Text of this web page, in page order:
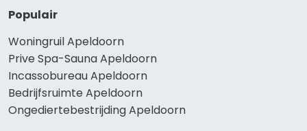
Populair
Woningruil Apeldoorn
Prive Spa-Sauna Apeldoorn
Incassobureau Apeldoorn
Bedrijfsruimte Apeldoorn
Ongediertebestrijding Apeldoorn